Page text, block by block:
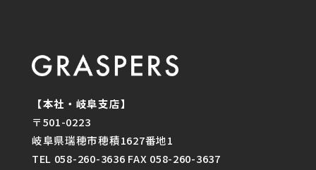
【本社・岐阜支店】
〒501-0223
岐阜県瑞穂市穂積1627番地1
TEL 058-260-3636 FAX 058-260-3637